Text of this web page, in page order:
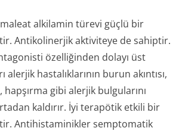
alkilamin türevi güçlü bir
Antikolinerjik aktiviteye de sahiptir.
özelliğinden dolayı üst
hastalıklarının burun akıntısı,
hapşırma gibi alerjik bulgularını
kaldırır. İyi terapötik etkili bir
Antihistaminikler semptomatik